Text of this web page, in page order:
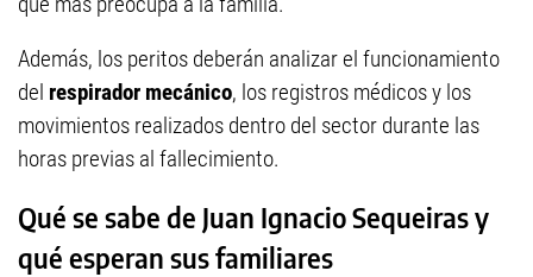
Además, los peritos deberán analizar el funcionamiento
del respirador mecánico, los registros médicos y los
movimientos realizados dentro del sector durante las
horas previas al fallecimiento.
Qué se sabe de Juan Ignacio Sequeiras y
qué esperan sus familiares